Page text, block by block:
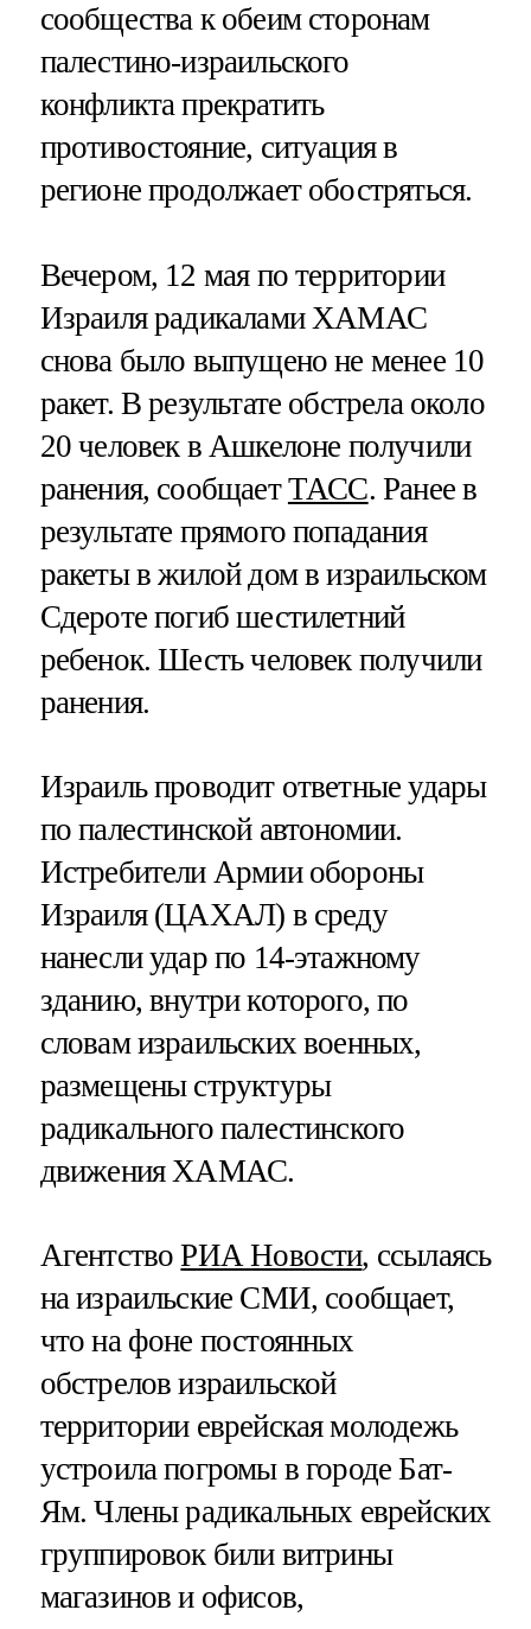
сообщества к обеим сторонам
палестино-израильского
конфликта прекратить
противостояние, ситуация в
регионе продолжает обостряться.
Вечером, 12 мая по территории
Израиля радикалами ХАМАС
снова было выпущено не менее 10
ракет. В результате обстрела около
20 человек в Ашкелоне получили
ранения, сообщаетТАСС. Ранее в
результате прямого попадания
ракеты в жилой дом в израильском
Сдероте погиб шестилетний
ребенок. Шесть человек получили
ранения.
Израиль проводит ответные удары
по палестинской автономии.
Истребители Армии обороны
Израиля (ЦАХАЛ) в среду
нанесли удар по 14-этажному
зданию, внутри которого, по
словам израильских военных,
размещены структуры
радикального палестинского
движения ХАМАС.
АгентствоРИА Новости, ссылаясь
на израильские СМИ, сообщает,
что на фоне постоянных
обстрелов израильской
территории еврейская молодежь
устроила погромы в городе Бат-
Ям. Члены радикальных еврейских
группировок били витрины
магазинов и офисов,